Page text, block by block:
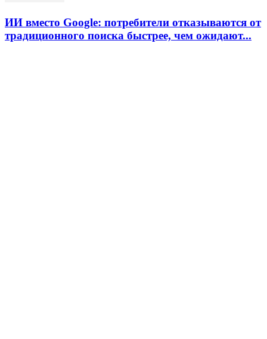
ИИ вместо Google: потребители отказываются от
традиционного поиска быстрее, чем ожидают...